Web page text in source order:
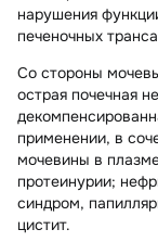
нарушения
печеночных
Со стороны
острая почечная
применении, в
мочевины в
протеинурии;
синдром,
цистит.